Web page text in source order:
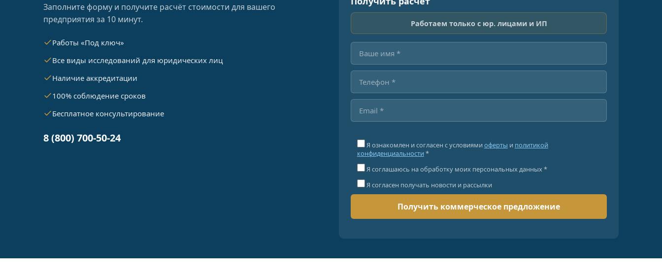
Заполните форму и получите расчёт стоимости для вашего
предприятия за 10 минут.
Работы «Под ключ»
Все виды исследований для юридических лиц
Наличие аккредитации
100% соблюдение сроков
Бесплатное консультирование
8 (800) 700-50-24
Работаем только с юр. лицами и ИП
Я ознакомлен и согласен с условиями оферты и политикой
конфиденциальности *
Я соглашаюсь на обработку моих персональных данных *
Я согласен получать новости и рассылки